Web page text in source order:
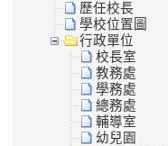
歷任校長
學校位置圖
行政單位
校長室
教務處
學務處
總務處
輔導室
幼兒園